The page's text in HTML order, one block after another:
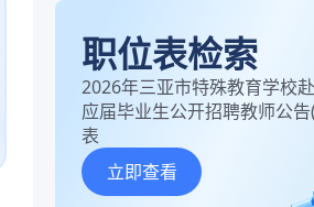
职位表检索
2026年三亚市特殊教育学校
应届毕业生公开招聘教师公
表
立即查看